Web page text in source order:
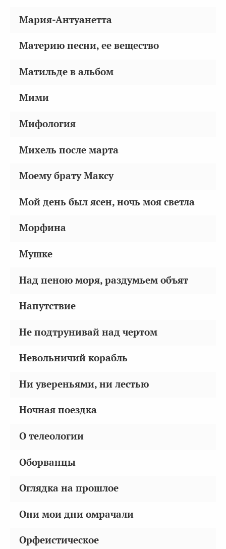
Мария-Антуанетта
Материю песни, ее вещество
Матильде в альбом
Мими
Мифология
Михель после марта
Моему брату Максу
Мой день был ясен, ночь моя светла
Морфина
Мушке
Над пеною моря, раздумьем объят
Напутствие
Не подтрунивай над чертом
Невольничий корабль
Ни увереньями, ни лестью
Ночная поездка
О телеологии
Оборванцы
Оглядка на прошлое
Они мои дни омрачали
Орфеистическое